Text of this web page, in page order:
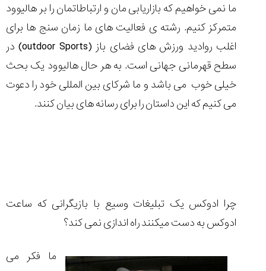
ما نمی خواهیم که بازاریابی مان و ارتباطاتمان را بر هالیوود
متمرکز کنیم. رشته ی فعالیت های ما زمان سنج ها برای
اغلب روادید ورزش های فضای باز(outdoor Sports)در
سطح قهرمانی جهانی است. به هر حال هالیوود یک بحث
خیلی خوب می باشد و ما شرکای بین المللی خود را دعوت
می کنیم که این داستان را برای رسانه های بیان کنند.
چرا ادوکس یک تبلیغات وسیع با بازیگرانی که ساعت
ادوکس به دست میکنند راه اندازی نمی کند؟
ما فکر می